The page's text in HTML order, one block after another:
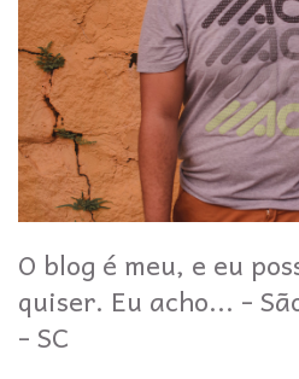
O blog é meu, e eu
quiser. Eu acho... -
- SC